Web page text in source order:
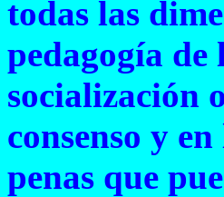
todas las
pedagogía de
socialización
consenso y
penas que